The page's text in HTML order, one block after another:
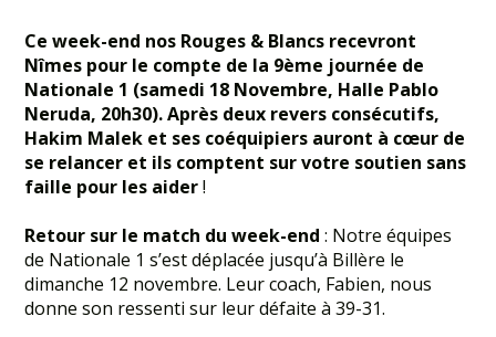
Ce week-end nos Rouges & Blancs recevront
Nîmes pour le compte de la 9ème journée de
Nationale 1 (samedi 18 Novembre, Halle Pablo
Neruda, 20h30). Après deux revers consécutifs,
Hakim Malek et ses coéquipiers auront à cœur de
se relancer et ils comptent sur votre soutien sans
faille pour les aider!
Retour sur le match du week-end : Notre équipes
de Nationale 1 s’est déplacée jusqu’à Billère le
dimanche 12 novembre. Leur coach, Fabien, nous
donne son ressenti sur leur défaite à 39-31.